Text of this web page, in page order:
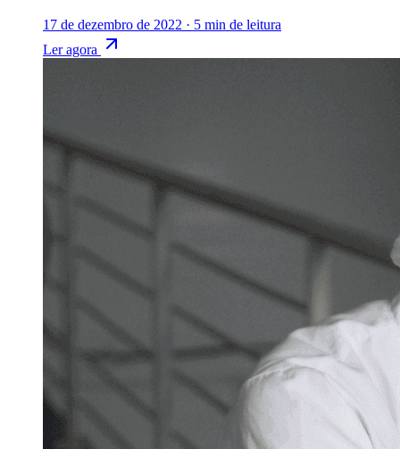
17 de dezembro de 2022 · 5 min de leitura
Ler agora